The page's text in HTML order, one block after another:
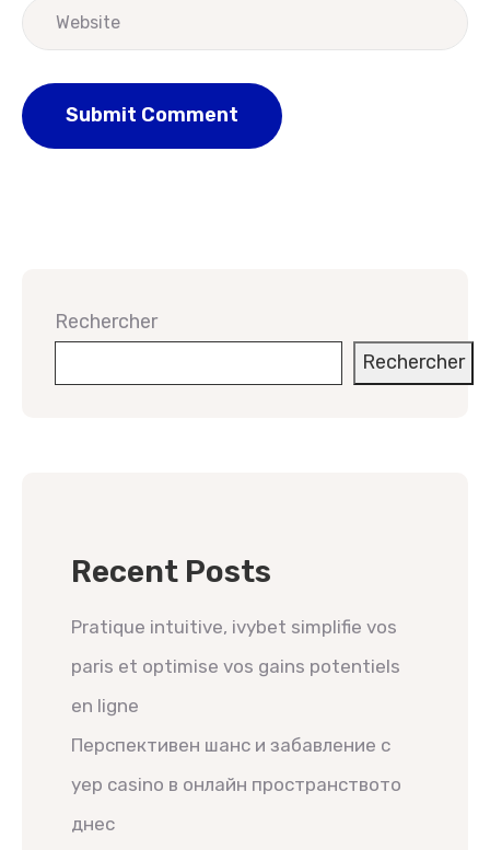
Rechercher
Rechercher
Recent Posts
Pratique intuitive, ivybet simplifie vos
paris et optimise vos gains potentiels
en ligne
Перспективен шанс и забавление с
yep casino в онлайн пространството
днес